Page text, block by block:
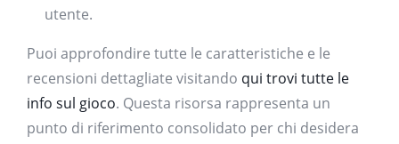
utente.
Puoi approfondire tutte le caratteristiche e le
recensioni dettagliate visitando qui trovi tutte le
info sul gioco. Questa risorsa rappresenta un
punto di riferimento consolidato per chi desidera